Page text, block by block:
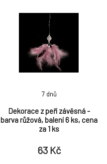
Dekorace z peří závěsná -
barva růžová, balení 6 ks, cena
za 1 ks
7 dnů
63 Kč